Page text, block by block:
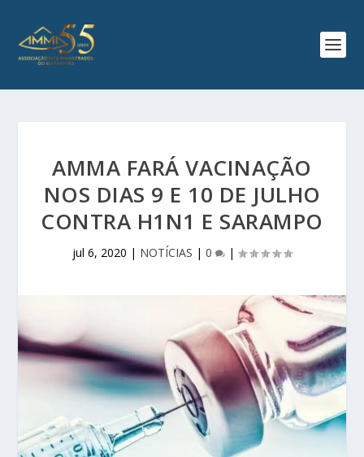
AMMA FARÁ VACINAÇÃO
NOS DIAS 9 E 10 DE JULHO
CONTRA H1N1 E SARAMPO
jul 6, 2020 | NOTÍCIAS | 0 |